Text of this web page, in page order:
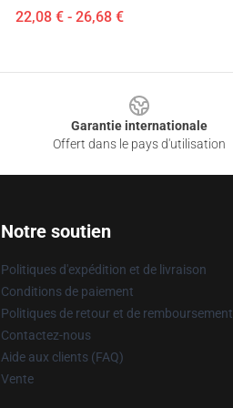
22,08 € - 26,68 €
Garantie internationale
Offert dans le pays d'utilisation
Notre soutien
Politiques d'expédition et de livraison
Conditions de paiement
Politiques de retour et de remboursement
Contactez-nous
Aide aux clients (FAQ)
Vente